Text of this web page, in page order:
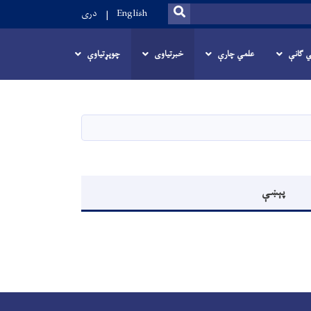
SEARCH
English دری
ګانې علمي چارې خبرتیاوی چوپړتیاوې
پېښې